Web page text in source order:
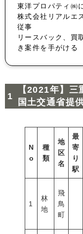
東洋プロパティ㈱
株式会社リアルエ
従事
リースバック、買
き案件を手がける
【2021年】
国土交通省提
N
o
種
類
地
区
名
最
寄
り
駅
1
林
地
飛
鳥
町